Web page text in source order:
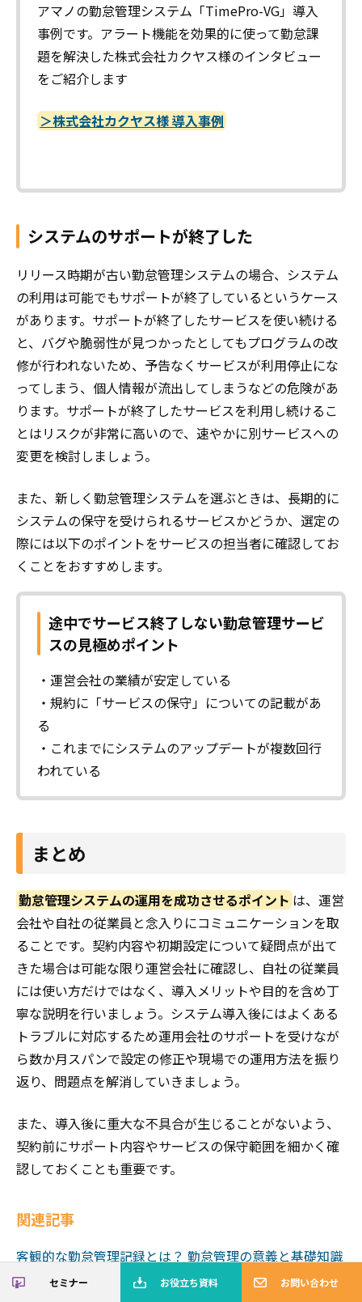
セミナー お役立ち資料 お問い合わせ
アマノの勤怠管理システム「TimePro-VG」導入
事例です。アラート機能を効果的に使って勤怠課
題を解決した株式会社カクヤス様のインタビュー
をご紹介します
＞株式会社カクヤス様 導入事例
システムのサポートが終了した
リリース時期が古い勤怠管理システムの場合、システム
の利用は可能でもサポートが終了しているというケース
があります。サポートが終了したサービスを使い続ける
と、バグや脆弱性が見つかったとしてもプログラムの改
修が行われないため、予告なくサービスが利用停止にな
ってしまう、個人情報が流出してしまうなどの危険があ
ります。サポートが終了したサービスを利用し続けるこ
とはリスクが非常に高いので、速やかに別サービスへの
変更を検討しましょう。
また、新しく勤怠管理システムを選ぶときは、長期的に
システムの保守を受けられるサービスかどうか、選定の
際には以下のポイントをサービスの担当者に確認してお
くことをおすすめします。
途中でサービス終了しない勤怠管理サービ
スの見極めポイント
・運営会社の業績が安定している
・規約に「サービスの保守」についての記載があ
る
・これまでにシステムのアップデートが複数回行
われている
まとめ
勤怠管理システムの運用を成功させるポイント は、運営
会社や自社の従業員と念入りにコミュニケーションを取
ることです。契約内容や初期設定について疑問点が出て
きた場合は可能な限り運営会社に確認し、自社の従業員
には使い方だけではなく、導入メリットや目的を含め丁
寧な説明を行いましょう。システム導入後にはよくある
トラブルに対応するため運用会社のサポートを受けなが
ら数か月スパンで設定の修正や現場での運用方法を振り
返り、問題点を解消していきましょう。
また、導入後に重大な不具合が生じることがないよう、
契約前にサポート内容やサービスの保守範囲を細かく確
認しておくことも重要です。
関連記事
客観的な勤怠管理記録とは？ 勤怠管理の意義と基礎知識
を解説